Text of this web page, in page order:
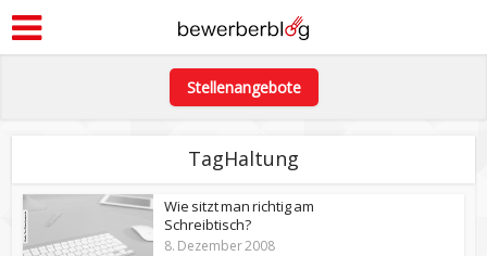
Stellenangebote
TagHaltung
Wie sitzt man richtig am
Schreibtisch?
8. Dezember 2008